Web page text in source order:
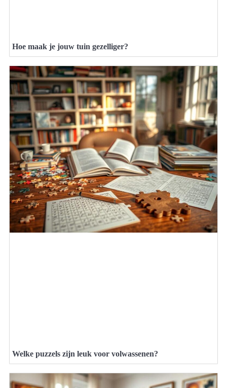
Hoe maak je jouw tuin gezelliger?
Welke puzzels zijn leuk voor volwassenen?